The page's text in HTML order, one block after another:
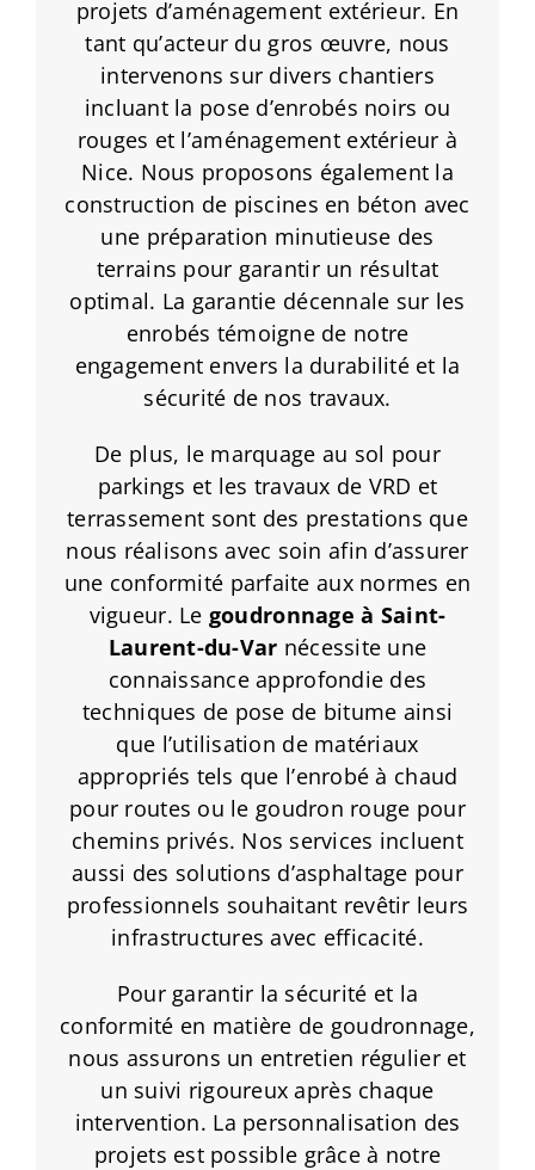
projets d’aménagement extérieur. En
tant qu’acteur du gros œuvre, nous
intervenons sur divers chantiers
incluant la pose d’enrobés noirs ou
rouges et l’aménagement extérieur à
Nice. Nous proposons également la
construction de piscines en béton avec
une préparation minutieuse des
terrains pour garantir un résultat
optimal. La garantie décennale sur les
enrobés témoigne de notre
engagement envers la durabilité et la
sécurité de nos travaux.
De plus, le marquage au sol pour
parkings et les travaux de VRD et
terrassement sont des prestations que
nous réalisons avec soin afin d’assurer
une conformité parfaite aux normes en
vigueur. Le goudronnage à Saint-
Laurent-du-Var nécessite une
connaissance approfondie des
techniques de pose de bitume ainsi
que l’utilisation de matériaux
appropriés tels que l’enrobé à chaud
pour routes ou le goudron rouge pour
chemins privés. Nos services incluent
aussi des solutions d’asphaltage pour
professionnels souhaitant revêtir leurs
infrastructures avec efficacité.
Pour garantir la sécurité et la
conformité en matière de goudronnage,
nous assurons un entretien régulier et
un suivi rigoureux après chaque
intervention. La personnalisation des
projets est possible grâce à notre